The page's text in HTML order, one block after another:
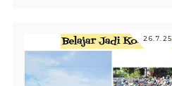
26.7.25